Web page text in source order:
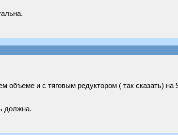
и с тяговым редуктором ( так сказать) на
должна.